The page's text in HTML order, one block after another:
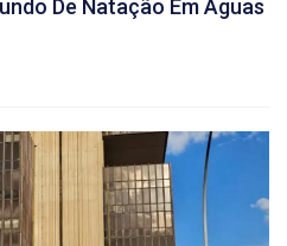
De Natação Em Águas